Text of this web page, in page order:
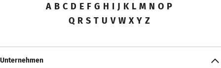
A B C D E F G H I J K L M N O P
Q R S T U V W X Y Z
Unternehmen